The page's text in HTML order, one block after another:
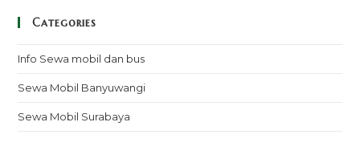
Categories
Info Sewa mobil dan bus
Sewa Mobil Banyuwangi
Sewa Mobil Surabaya